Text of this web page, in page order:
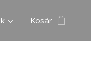
Kosár